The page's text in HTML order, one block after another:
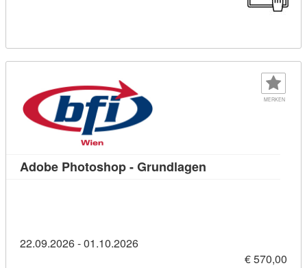
MERKEN
Adobe Photoshop - Grundlagen
22.09.2026 - 01.10.2026
€ 570,00